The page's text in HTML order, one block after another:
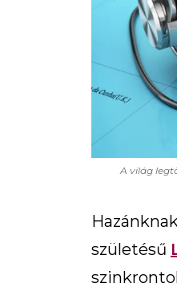
A világ
születésű